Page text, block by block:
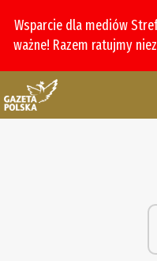
Wsparcie dla mediów
ważne! Razem ratujmy